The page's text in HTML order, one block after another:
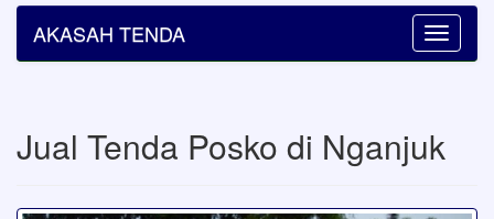
Toggle
AKASAH TENDA
Jual Tenda Posko di Nganjuk